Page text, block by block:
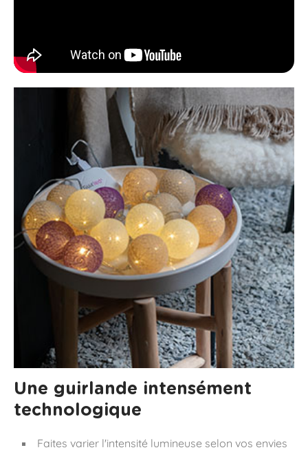
Une guirlande intensément
technologique
Faites varier l'intensité lumineuse selon vos envies